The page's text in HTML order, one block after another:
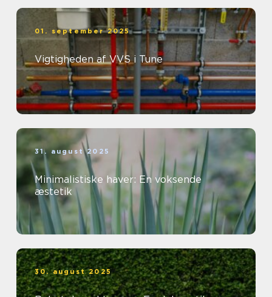
01. september 2025
Vigtigheden af VVS i Tune
31. august 2025
Minimalistiske haver: En voksende
æstetik
30. august 2025